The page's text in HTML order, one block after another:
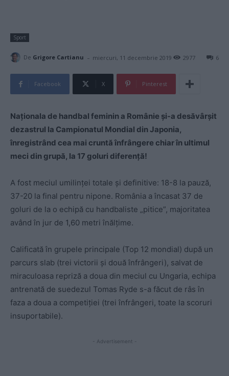
Sport
De Grigore Cartianu - miercuri, 11 decembrie 2019 6
2977
Facebook X Pinterest
Naționala de handbal feminin a Românie și-a desăvârșit
dezastrul la Campionatul Mondial din Japonia,
înregistrând cea mai cruntă înfrângere chiar în ultimul
meci din grupă, la 17 goluri diferență!
A fost meciul umilinței totale și definitive: 18-8 la pauză,
37-20 la final pentru nipone. România a încasat 37 de
goluri de la o echipă cu handbaliste „pitice”, majoritatea
având în jur de 1,60 metri înălțime.
Calificată în grupele principale (Top 12 mondial) după un
parcurs slab (trei victorii și două înfrângeri), salvat de
miraculoasa repriză a doua din meciul cu Ungaria, echipa
antrenată de suedezul Tomas Ryde s-a făcut de râs în
faza a doua a competiției (trei înfrângeri, toate la scoruri
insuportabile).
- Advertisement -